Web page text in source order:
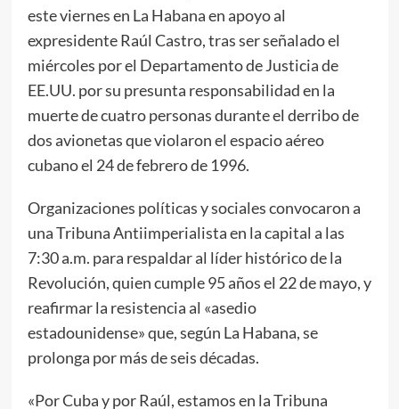
este viernes en La Habana en apoyo al
expresidente Raúl Castro, tras ser señalado el
miércoles por el Departamento de Justicia de
EE.UU. por su presunta responsabilidad en la
muerte de cuatro personas durante el derribo de
dos avionetas que violaron el espacio aéreo
cubano el 24 de febrero de 1996.
Organizaciones políticas y sociales convocaron a
una Tribuna Antiimperialista en la capital a las
7:30 a.m. para respaldar al líder histórico de la
Revolución, quien cumple 95 años el 22 de mayo, y
reafirmar la resistencia al «asedio
estadounidense» que, según La Habana, se
prolonga por más de seis décadas.
«Por Cuba y por Raúl, estamos en la Tribuna